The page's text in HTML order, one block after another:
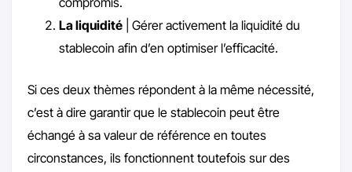
La liquidité | Gérer activement la liquidité du
stablecoin afin d’en optimiser l’efficacité.
Si ces deux thèmes répondent à la même nécessité,
c’est à dire garantir que le stablecoin peut être
échangé à sa valeur de référence en toutes
circonstances, ils fonctionnent toutefois sur des